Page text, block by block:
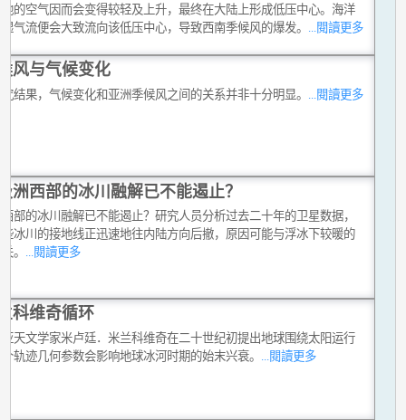
的空气因而会变得较轻及上升，最终在大陆上形成低压中心。海洋
气流便会大致流向该低压中心，导致西南季候风的爆发。
...閱讀更多
风与气候变化
结果，气候变化和亚洲季候风之间的关系并非十分明显。 ...閱讀更多
洲西部的冰川融解已不能遏止？
部的冰川融解已不能遏止？研究人员分析过去二十年的卫星数据，
冰川的接地线正迅速地往内陆方向后撤，原因可能与浮冰下较暖的
。 ...閱讀更多
科维奇循环
天文学家米卢廷．米兰科维奇在二十世纪初提出地球围绕太阳运行
轨迹几何参数会影响地球冰河时期的始末兴衰。
...閱讀更多